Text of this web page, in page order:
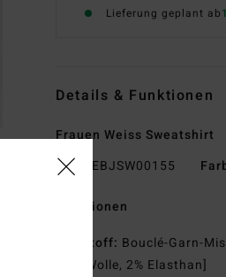
Lieferung geplant ab
Details & Funktionen
Frauen Weiss Sweatshirt
Style
EBJSW00155
Funktionen
Stoff: Bouclé-Garn-
5% Wolle, 2% Elasthan]